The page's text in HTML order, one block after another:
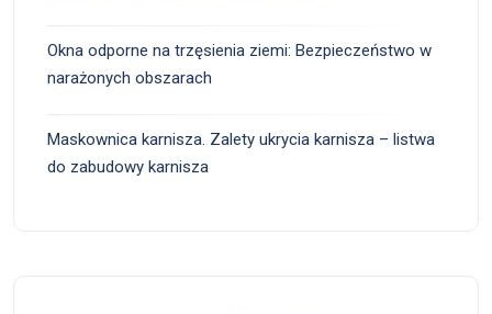
Okna odporne na trzęsienia ziemi: Bezpieczeństwo w
narażonych obszarach
Maskownica karnisza. Zalety ukrycia karnisza – listwa
do zabudowy karnisza